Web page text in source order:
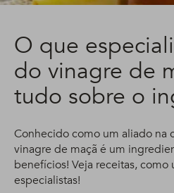
O que
do vinagre de
tudo sobre o
Conhecido como um aliado na
vinagre de maçã é um
benefícios! Veja receitas, como
especialistas!